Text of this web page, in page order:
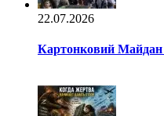
22.07.2026
Картонковий